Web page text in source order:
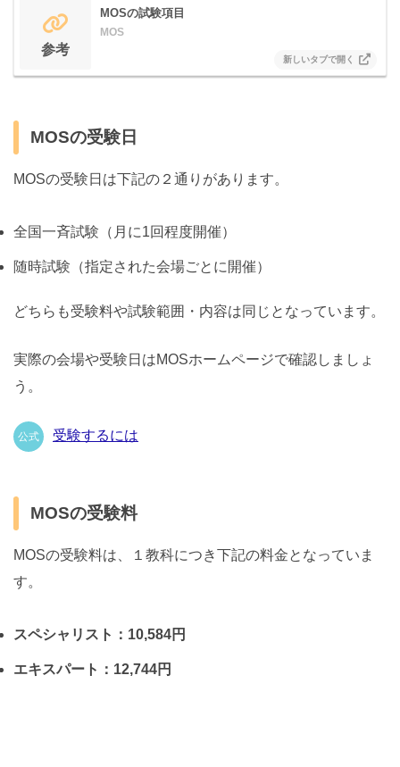
参考
MOSの試験項目
MOS
MOSの受験日
MOSの受験日は下記の２通りがあります。
全国一斉試験（月に1回程度開催）
随時試験（指定された会場ごとに開催）
どちらも受験料や試験範囲・内容は同じとなっています。
実際の会場や受験日はMOSホームページで確認しましょ
う。
公式 受験するには
MOSの受験料
MOSの受験料は、１教科につき下記の料金となっていま
す。
スペシャリスト：10,584円
エキスパート：12,744円